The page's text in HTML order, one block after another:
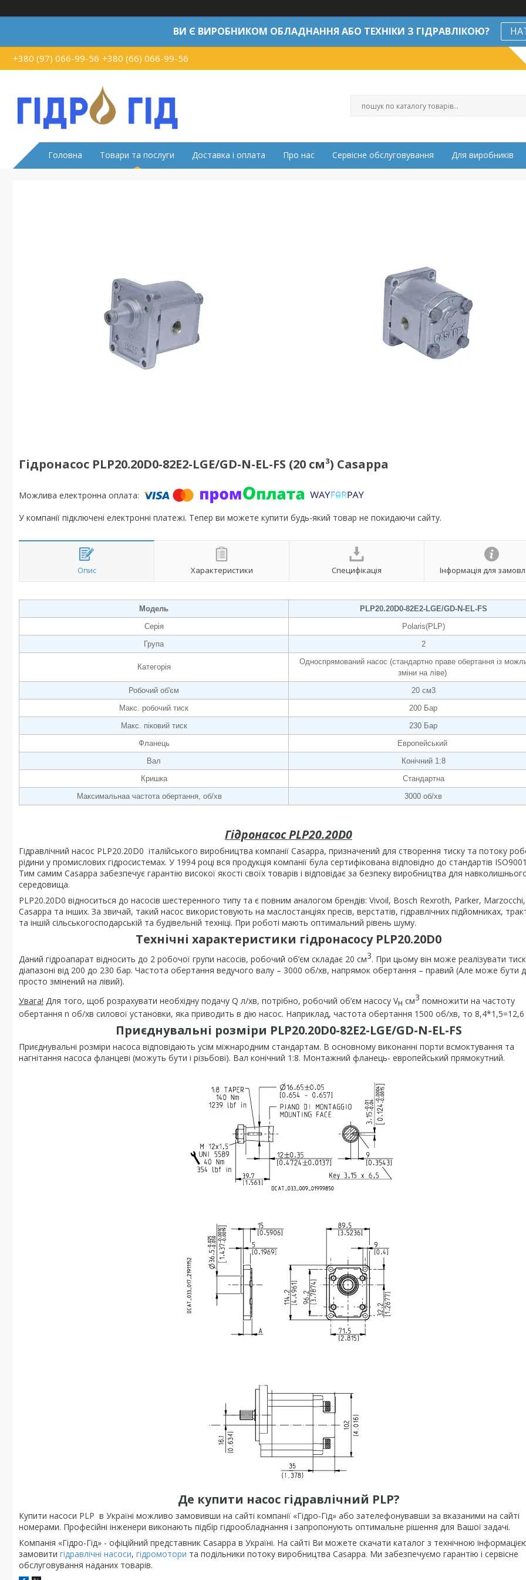
ВИ Є ВИРОБНИКОМ ОБЛАДНАННЯ АБО ТЕХНІКИ З ГІДРАВЛІКОЮ?
+380 (97) 066-99-56 +380 (66) 066-99-56
Головна Товари та послуги Доставка і оплата Про нас Сервісне обслуговування Для виробників
Гідронасос PLP20.20D0-82E2-LGE/GD-N-EL-FS (20 см³) Casappa
У компанії підключені електронні платежі. Тепер ви можете купити будь-який товар не покидаючи сайту.
Опис Характеристики Специфікація Інформація для
Модель
PLP20.20D0-82E2-LGE/GD-N-EL-FS
Серія
Polaris(PLP)
Група
2
Категорія
Односпрямований насос (стандартно праве обертання із
зміни на ліве)
Робочий об'єм
20 см3
Макс. робочий тиск
200 Бар
Макс. піковий тиск
230 Бар
Фланець
Европейський
Вал
Конічний 1:8
Кришка
Стандартна
Максимальнаа частота обертання, об/хв
3000 об/хв
Гідронасос PLP20.20D0
Гідравлічний насос PLP20.20D0 італійського виробництва компанії Casappa, призначений для створення тиску та потоку
рідини у промислових гідросистемах. У 1994 році вся продукція компанії була сертифікована відповідно до стандартів
Тим самим Casappa забезпечує гарантію високої якості своїх товарів і відповідає за безпеку виробництва для
середовища.
PLP20.20D0 відноситься до насосів шестеренного типу та є повним аналогом брендів: Vivoil, Bosch Rexroth, Parker, Marzocchi,
Casappa та інших. За звичай, такий насос використовують на маслостанціях пресів, верстатів, гідравлічних підйомниках,
та іншій сільськогосподарській та будівельній техніці. При роботі мають оптимальний рівень шуму.
Технічні характеристики гідронасосу PLP20.20D0
Даний гідроапарат відносить до 2 робочої групи насосів, робочий об’єм складає 20 см3. При цьому він може реалізувати
діапазоні від 200 до 230 бар. Частота обертання ведучого валу – 3000 об/хв, напрямок обертання – правий (Але може бути
просто змінений на лівий).
Увага! Для того, щоб розрахувати необхідну подачу Q л/хв, потрібно, робочий об’єм насосу Vн см3 помножити на частоту
обертання n об/хв силової установки, яка приводить в дію насос. Наприклад, частота обертання 1500 об/хв, то 8,4*1,5=12,6
Приєднувальні розміри PLP20.20D0-82E2-LGE/GD-N-EL-FS
Приєднувальні розміри насоса відповідають усім міжнародним стандартам. В основному виконанні порти всмоктування та
нагнітання насоса фланцеві (можуть бути і різьбові). Вал конічний 1:8. Монтажний фланець- европейський прямокутний.
Де купити насос гідравлічний PLP?
Купити насоси PLP в Україні можливо замовивши на сайті компанії «Гідро-Гід» або зателефонувавши за вказаними на сайті
номерами. Професійні інженери виконають підбір гідрообладнання і запропонують оптимальне рішення для Вашої задачі.
Компанія «Гідро-Гід» - офіційний представник Casappa в Україні. На сайті Ви можете скачати каталог з технічною
замовити гідравлічні насоси, гідромотори та подільники потоку виробництва Casappa. Ми забезпечуємо гарантію і сервісне
обслуговування наданих товарів.